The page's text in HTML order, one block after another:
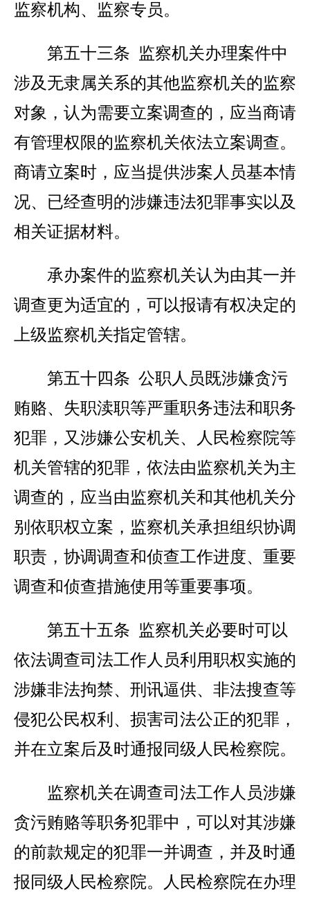
监察机构、监察专员。
第五十三条 监察机关办理案件中
涉及无隶属关系的其他监察机关的监察
对象，认为需要立案调查的，应当商请
有管理权限的监察机关依法立案调查。
商请立案时，应当提供涉案人员基本情
况、已经查明的涉嫌违法犯罪事实以及
相关证据材料。
承办案件的监察机关认为由其一并
调查更为适宜的，可以报请有权决定的
上级监察机关指定管辖。
第五十四条 公职人员既涉嫌贪污
贿赂、失职渎职等严重职务违法和职务
犯罪，又涉嫌公安机关、人民检察院等
机关管辖的犯罪，依法由监察机关为主
调查的，应当由监察机关和其他机关分
别依职权立案，监察机关承担组织协调
职责，协调调查和侦查工作进度、重要
调查和侦查措施使用等重要事项。
第五十五条 监察机关必要时可以
依法调查司法工作人员利用职权实施的
涉嫌非法拘禁、刑讯逼供、非法搜查等
侵犯公民权利、损害司法公正的犯罪，
并在立案后及时通报同级人民检察院。
监察机关在调查司法工作人员涉嫌
贪污贿赂等职务犯罪中，可以对其涉嫌
的前款规定的犯罪一并调查，并及时通
报同级人民检察院。人民检察院在办理